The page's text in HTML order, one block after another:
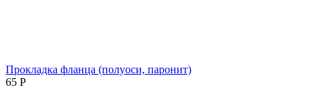
Прокладка фланца (полуоси, паронит)
‍65‍ Р